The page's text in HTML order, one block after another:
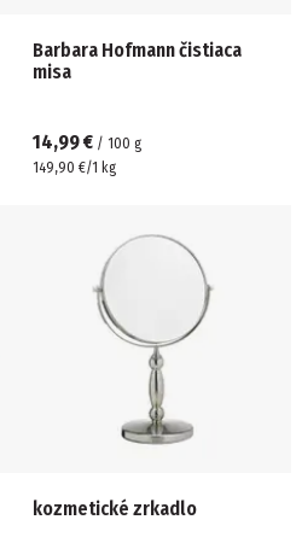
Barbara Hofmann čistiaca
misa
14,99 € / 100 g
149,90 €/1 kg
kozmetické zrkadlo